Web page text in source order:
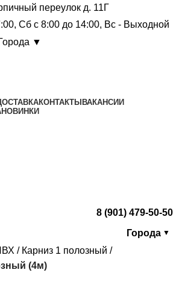
переулок д. 11Г
Сб с 8:00 до 14:00, Вс - Выходной
▼
КОНТАКТЫ ВАКАНСИИ
НОВИНКИ
8 (901) 479-50-50
Города ▼
Карниз 1 полозный
(4м)